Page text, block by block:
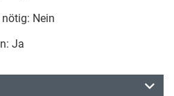
Nein
Ja